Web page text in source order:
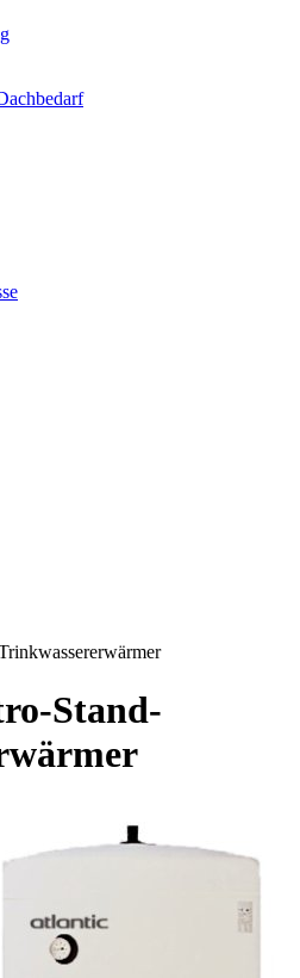
Stand-